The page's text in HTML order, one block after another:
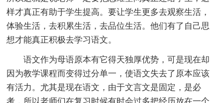
样才真正有助于学生提高。要让学生更多去观察生活，
体验生活，去积累生活，去品位生活。他们有了自己思
想才能真正积极去学习语文。
语文作为母语原本有它得天独厚优势，可是现在却
因为教学课程而变得过分单一，使语文失去了原本应该
有活力。尤其是现在语文，由于文言文是固定，是必